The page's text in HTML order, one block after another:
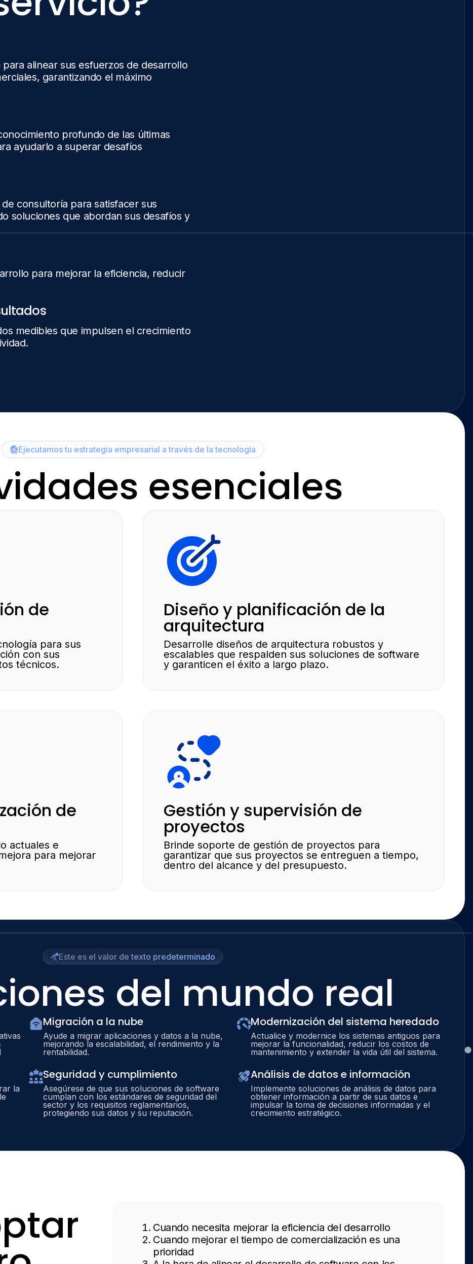
alinear sus esfuerzos de desarrollo
garantizando el máximo
profundo de las últimas
ayudarlo a superar desafíos
consultoría para satisfacer sus
soluciones que abordan sus desafíos y
para mejorar la eficiencia, reducir
medibles que impulsen el crecimiento
Ejecutamos tu estrategia empresarial a través de la tecnología
esenciales
de
para sus
con sus
técnicos.
Diseño y planificación de la
arquitectura
Desarrolle diseños de arquitectura robustos y
escalables que respalden sus soluciones de software
y garanticen el éxito a largo plazo.
de
actuales e
para mejorar
Gestión y supervisión de
proyectos
Brinde soporte de gestión de proyectos para
garantizar que sus proyectos se entreguen a tiempo,
dentro del alcance y del presupuesto.
Este es el valor de texto predeterminado
del mundo real
Migración a la nube
Ayude a migrar aplicaciones y datos a la nube,
mejorando la escalabilidad, el rendimiento y la
rentabilidad.
Modernización del sistema heredado
Actualice y modernice los sistemas antiguos para
mejorar la funcionalidad, reducir los costos de
mantenimiento y extender la vida útil del sistema.
la
Seguridad y cumplimiento
Asegúrese de que sus soluciones de software
cumplan con los estándares de seguridad del
sector y los requisitos reglamentarios,
protegiendo sus datos y su reputación.
Análisis de datos e información
Implemente soluciones de análisis de datos para
obtener información a partir de sus datos e
impulsar la toma de decisiones informadas y el
crecimiento estratégico.
Cuando necesita mejorar la eficiencia del desarrollo
Cuando mejorar el tiempo de comercialización es una
prioridad